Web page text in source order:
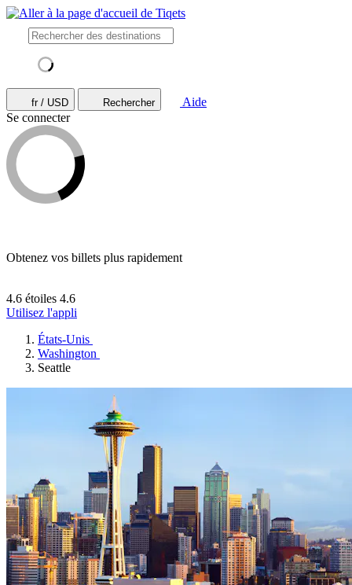
fr / USD Rechercher
Aide
Se connecter
Obtenez vos billets plus rapidement
4.6 étoiles 4.6
Utilisez l'appli
États-Unis
Washington
Seattle